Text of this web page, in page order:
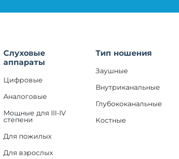
Слуховые
аппараты
Цифровые
Аналоговые
Мощные для III-IV
степени
Для пожилых
Для взрослых
Тип ношения
Заушные
Внутриканальные
Глубококанальные
Костные